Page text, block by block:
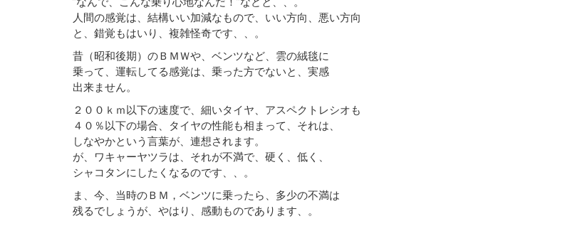
人間の感覚は、結構いい加減なもので、いい方向、悪い方向
と、錯覚もはいり、複雑怪奇です、、。
昔（昭和後期）のＢＭＷや、ベンツなど、雲の絨毯に
乗って、運転してる感覚は、乗った方でないと、実感
出来ません。
２００ｋｍ以下の速度で、細いタイヤ、アスペクトレシオも
４０％以下の場合、タイヤの性能も相まって、それは、
しなやかという言葉が、連想されます。
が、ワキャーヤツラは、それが不満で、硬く、低く、
シャコタンにしたくなるのです、、。
ま、今、当時のＢＭ，ベンツに乗ったら、多少の不満は
残るでしょうが、やはり、感動ものであります、。